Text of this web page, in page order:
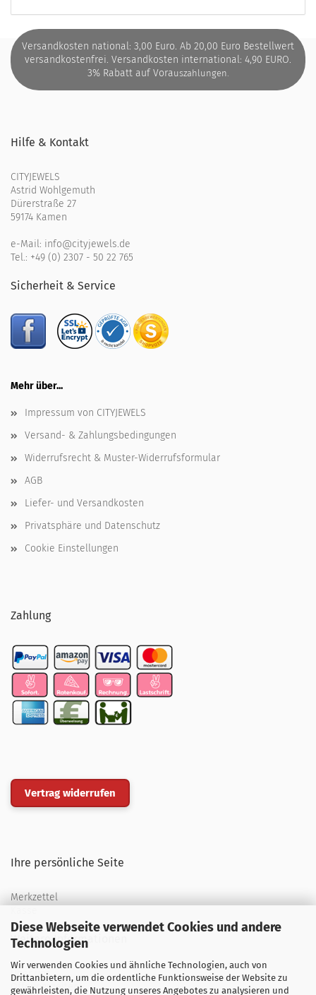
Diese Webseite verwendet Cookies und andere
Technologien
Wir verwenden Cookies und ähnliche Technologien, auch von
Drittanbietern, um die ordentliche Funktionsweise der Website zu
gewährleisten, die Nutzung unseres Angebotes zu analysieren und
Versandkosten national: 3,00 Euro. Ab 20,00 Euro Bestellwert
versandkostenfrei. Versandkosten international: 4,90 EURO.
3% Rabatt auf Vorauszahlungen.
Hilfe & Kontakt
CITYJEWELS
Astrid Wohlgemuth
Dürerstraße 27
59174 Kamen
e-Mail: info@cityjewels.de
Tel.: +49 (0) 2307 - 50 22 765
Sicherheit & Service
Mehr über...
Impressum von CITYJEWELS
Versand- & Zahlungsbedingungen
Widerrufsrecht & Muster-Widerrufsformular
AGB
Liefer- und Versandkosten
Privatsphäre und Datenschutz
Cookie Einstellungen
Zahlung
Vertrag widerrufen
Ihre persönliche Seite
Merkzettel
Weitere Informationen
Über uns
Öffnungszeiten